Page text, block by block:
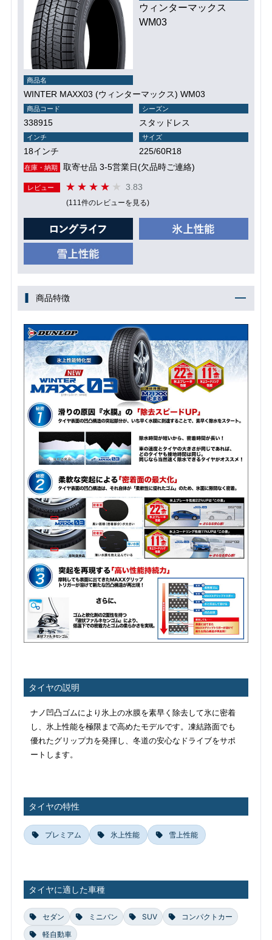
ウィンターマックス
WM03
商品名
WINTER MAXX03 (ウィンターマックス) WM03
商品コード
338915
シーズン
スタッドレス
インチ
18インチ
サイズ
225/60R18
在庫・納期 取寄せ品 3-5営業日(欠品時ご連絡)
レビュー 3.83
(111件のレビューを見る)
商品特徴
タイヤの説明
ナノ凹凸ゴムにより氷上の水膜を素早く除去して氷に密着
し、氷上性能を極限まで高めたモデルです。凍結路面でも
優れたグリップ力を発揮し、冬道の安心なドライブをサポ
ートします。
タイヤの特性
プレミアム 氷上性能 雪上性能
タイヤに適した車種
セダン ミニバン SUV
コンパクトカー
軽自動車